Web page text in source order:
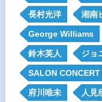
長村光洋 湘南
George Williams
鈴木英人 ジョ
SALON
府川唯未 人見